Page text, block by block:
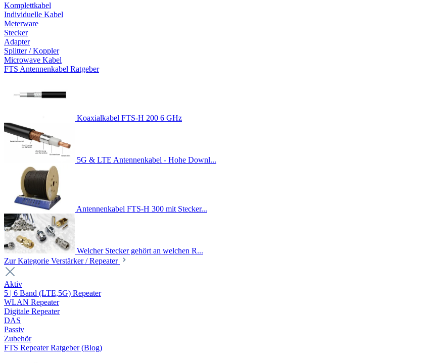
Komplettkabel
Individuelle Kabel
Meterware
Stecker
Adapter
Splitter / Koppler
Microwave Kabel
FTS Antennenkabel Ratgeber
Koaxialkabel FTS-H 200 6 GHz
5G & LTE Antennenkabel - Hohe Downl...
Antennenkabel FTS-H 300 mit Stecker...
Welcher Stecker gehört an welchen R...
Zur Kategorie Verstärker / Repeater
Aktiv
5 | 6 Band (LTE,5G) Repeater
WLAN Repeater
Digitale Repeater
DAS
Passiv
Zubehör
FTS Repeater Ratgeber (Blog)